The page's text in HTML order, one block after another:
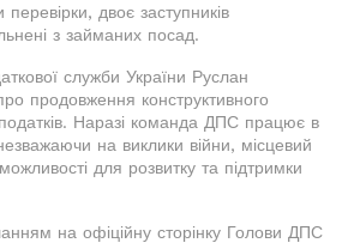
двоє заступників
з займаних посад.
служби України Руслан
продовження конструктивного
Наразі команда ДПС працює в
на виклики війни, місцевий
для розвитку та підтримки
на офіційну сторінку Голови ДПС